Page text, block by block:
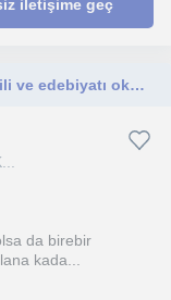
iletişime geç
Merhaba adım hazal öğrenciyim ingiliz dili ve edebiyatı okuyorum hem kendimi hem öğrencilerimi geliştirmek için iş arıyorum.
da birebir
kada...